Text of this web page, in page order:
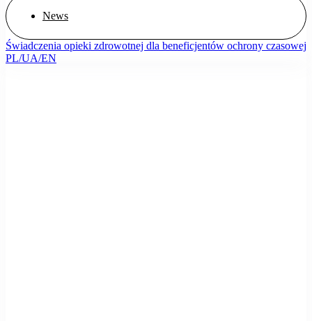
News
Świadczenia opieki zdrowotnej dla beneficjentów ochrony czasowej
PL/UA/EN